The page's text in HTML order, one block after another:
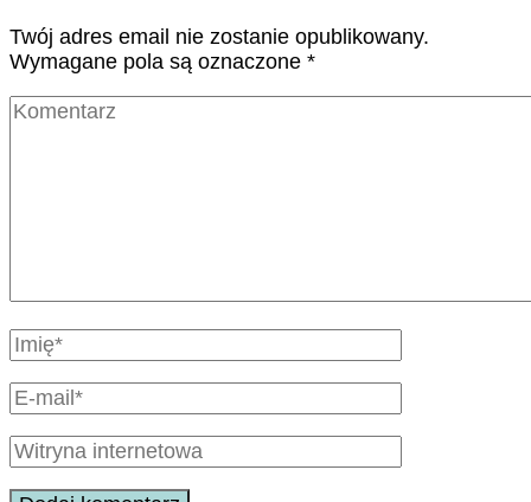
Twój adres email nie zostanie opublikowany.
Wymagane pola są oznaczone *